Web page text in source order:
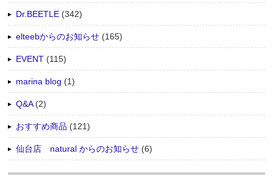
Dr.BEETLE (342)
elteebからのお知らせ (165)
EVENT (115)
marina blog (1)
Q&A(2)
おすすめ商品 (121)
仙台店 natural からのお知らせ (6)